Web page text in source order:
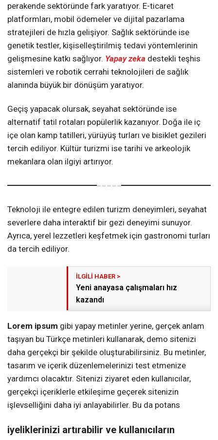
perakende sektöründe fark yaratıyor. E-ticaret
platformları, mobil ödemeler ve dijital pazarlama
stratejileri de hızla gelişiyor. Sağlık sektöründe ise
genetik testler, kişiselleştirilmiş tedavi yöntemlerinin
gelişmesine katkı sağlıyor. Yapay zeka destekli teşhis
sistemleri ve robotik cerrahi teknolojileri de sağlık
alanında büyük bir dönüşüm yaratıyor.
Geçiş yapacak olursak, seyahat sektöründe ise
alternatif tatil rotaları popülerlik kazanıyor. Doğa ile iç
içe olan kamp tatilleri, yürüyüş turları ve bisiklet gezileri
tercih ediliyor. Kültür turizmi ise tarihi ve arkeolojik
mekanlara olan ilgiyi artırıyor.
Teknoloji ile entegre edilen turizm deneyimleri, seyahat
severlere daha interaktif bir gezi deneyimi sunuyor.
Ayrıca, yerel lezzetleri keşfetmek için gastronomi turları
da tercih ediliyor.
Yeni anayasa çalışmaları hız
kazandı
Lorem ipsum gibi yapay metinler yerine, gerçek anlam
taşıyan bu Türkçe metinleri kullanarak, demo sitenizi
daha gerçekçi bir şekilde oluşturabilirsiniz. Bu metinler,
tasarım ve içerik düzenlemelerinizi test etmenize
yardımcı olacaktır. Sitenizi ziyaret eden kullanıcılar,
gerçekçi içeriklerle etkileşime geçerek sitenizin
işlevselliğini daha iyi anlayabilirler. Bu da potans
iyeliklerinizi artırabilir ve kullanıcıların